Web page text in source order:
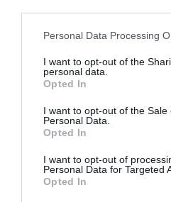
Personal Data Processing
I want to opt-out of the
personal data.
Opted In
I want to opt-out of the Sale
Personal Data.
Opted In
I want to opt-out of
Personal Data for Targeted
Opted In
Εθνική Λυρική Σκηνή: Η όπερα
του παρελθόντος – Πρόγραμμα
2025/26
Art Athina 2025: Τι θα δούμε
Ταυτότητα
Ημερομηνία:
18/09/2025